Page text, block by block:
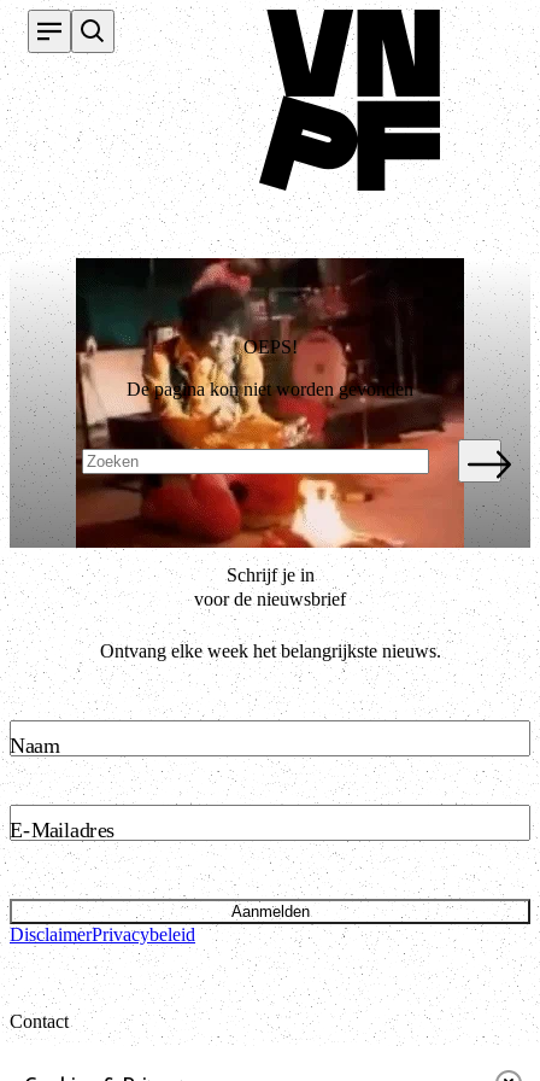
Terug naar homepage
OEPS!
De pagina kon niet worden gevonden
Schrijf je in
voor de nieuwsbrief
Ontvang elke week het belangrijkste nieuws.
Naam
E-Mailadres
Aanmelden
DisclaimerPrivacybeleid
Contact
Bataviastraat 24 unit 1.13